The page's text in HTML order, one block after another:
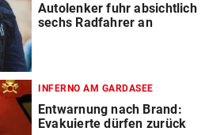
Autolenker fuhr absichtlich
sechs Radfahrer an
INFERNO AM GARDASEE
Entwarnung nach Brand:
Evakuierte dürfen zurück